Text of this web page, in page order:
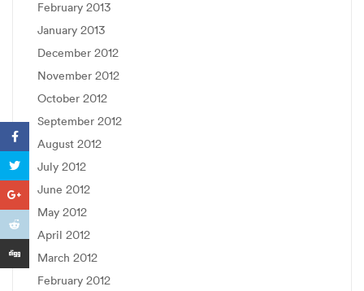
February 2013
January 2013
December 2012
November 2012
October 2012
September 2012
August 2012
July 2012
June 2012
May 2012
April 2012
March 2012
February 2012